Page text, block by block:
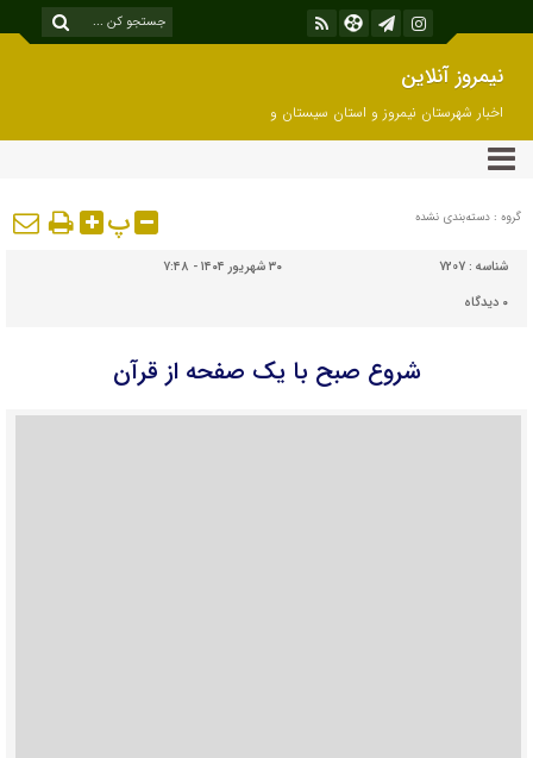
نیمروز آنلاین
اخبار شهرستان نیمروز و استان سیستان و
بلوچستان
گروه : دسته‌بندی نشده پ
شناسه : 7207
۳۰ شهریور ۱۴۰۴ - ۷:۴۸
۰ دیدگاه
شروع صبح با یک صفحه از قرآن